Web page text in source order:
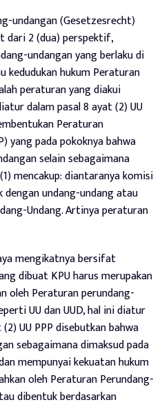
undangan (Gesetzesrecht)
dari 2 (dua) perspektif,
undangan yang berlaku di
kedudukan hukum Peraturan
peraturan yang diakui
dalam pasal 8 ayat (2) UU
Peraturan
yang pada pokoknya bahwa
selain sebagaimana
mencakup: diantaranya komisi
undang-undang atau
Undang. Artinya peraturan
mengikatnya bersifat
dibuat KPU harus merupakan
oleh Peraturan perundang-
UU dan UUD, hal ini diatur
UU PPP disebutkan bahwa
sebagaimana dimaksud pada
mempunyai kekuatan hukum
oleh Peraturan Perundang-
dibentuk berdasarkan